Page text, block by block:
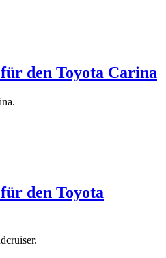
den Toyota Carina
den Toyota